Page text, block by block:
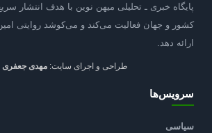
پایگاه خبری ـ تحلیلی میهن نوین با هدف انتشار
کشور و جهان فعالیت می‌کند و می‌کوشد روایتی امین
ارائه دهد.
طراحی و اجرای سایت: مهدی جعفری
سرویس‌ها
سیاسی